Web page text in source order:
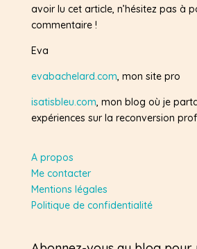
avoir lu cet article, n’hésitez pas à
commentaire !
Eva
evabachelard.com, mon site pro
isatisbleu.com, mon blog où je
expériences sur la reconversion
A propos
Me contacter
Mentions légales
Politique de confidentialité